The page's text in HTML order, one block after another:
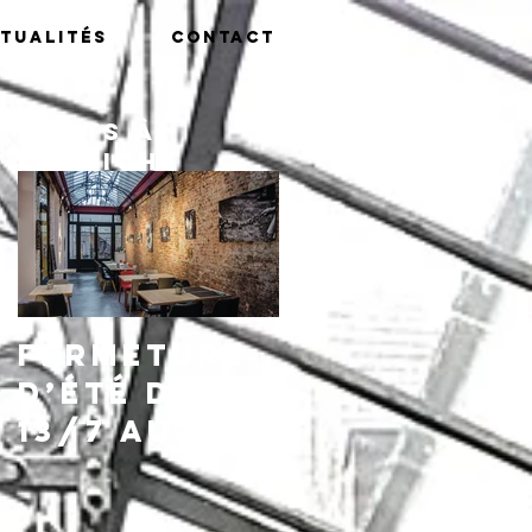
Contact
Posts à
l'affiche
Fermeture
d’été du
13/7 au
16/8,
réouvertu